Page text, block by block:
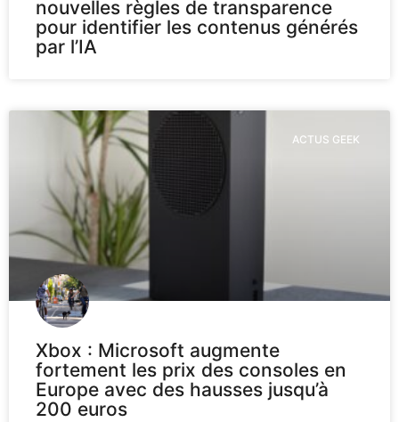
nouvelles règles de transparence
pour identifier les contenus générés
par l’IA
ACTUS GEEK
Xbox : Microsoft augmente
fortement les prix des consoles en
Europe avec des hausses jusqu’à
200 euros